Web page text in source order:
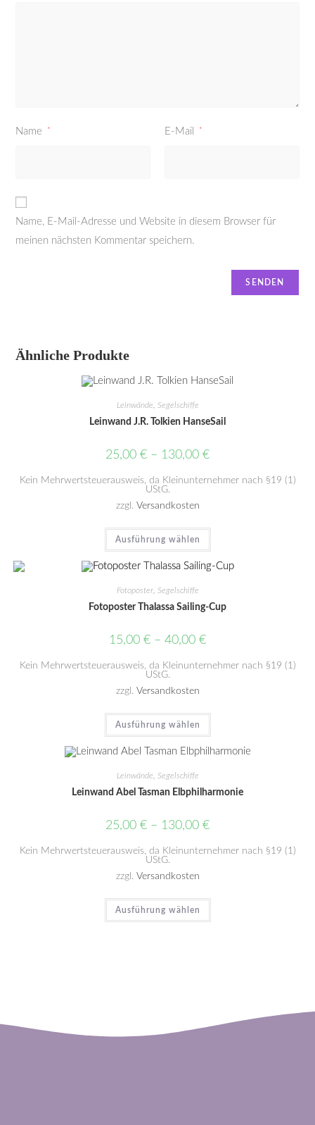
Name * E-Mail *
Name, E-Mail-Adresse und Website in diesem Browser für
meinen nächsten Kommentar speichern.
Ähnliche Produkte
Leinwände Segelschiffe
Leinwand J.R. Tolkien HanseSail
25,00 € – 130,00 €
Kein Mehrwertsteuerausweis, da Kleinunternehmer nach §19 (1)
UStG.
zzgl. Versandkosten
Ausführung wählen
Fotoposter, Segelschiffe
Fotoposter Thalassa Sailing-Cup
15,00 € – 40,00 €
Kein Mehrwertsteuerausweis, da Kleinunternehmer nach §19 (1)
UStG.
zzgl. Versandkosten
Ausführung wählen
Leinwände Segelschiffe
Leinwand Abel Tasman Elbphilharmonie
25,00 € – 130,00 €
Kein Mehrwertsteuerausweis, da Kleinunternehmer nach §19 (1)
UStG.
zzgl. Versandkosten
Ausführung wählen